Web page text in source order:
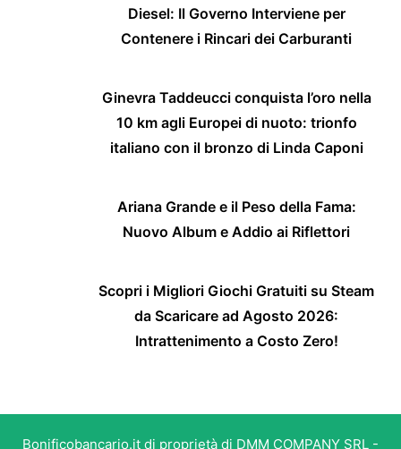
Diesel: Il Governo Interviene per
Contenere i Rincari dei Carburanti
Ginevra Taddeucci conquista l’oro nella
10 km agli Europei di nuoto: trionfo
italiano con il bronzo di Linda Caponi
Ariana Grande e il Peso della Fama:
Nuovo Album e Addio ai Riflettori
Scopri i Migliori Giochi Gratuiti su Steam
da Scaricare ad Agosto 2026:
Intrattenimento a Costo Zero!
Bonificobancario.it di proprietà di DMM COMPANY SRL -